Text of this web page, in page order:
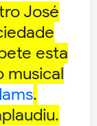
José
esta
musical
.